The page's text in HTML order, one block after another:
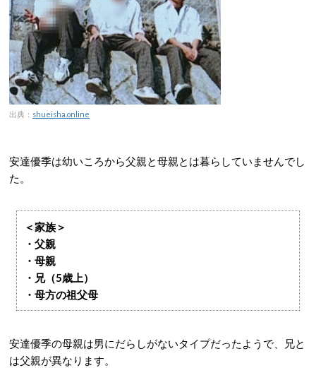
出典： shueisha.online
安達優季は幼いころから父親と母親とは暮らしていませんでし
た。
＜家族＞
・父親
・母親
・兄（5歳上）
・母方の祖父母
安達優季の母親は男にだらしがないタイプだったようで、兄と
は父親が異なります。